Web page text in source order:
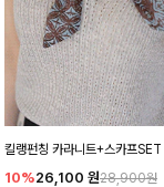
킬랭펀칭 카라니트+스카프SET
10%26,100 원28,900원